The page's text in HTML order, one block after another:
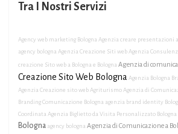
Tra I Nostri Servizi
Agency web marketing Bologna Agenzia creare presentazioni
agency bologna Agenzia Creazione Siti web Agenzia
creazione Sito web a Bologna e Bologna Agenzia di
Creazione Sito Web Bologna Agenzia Bologna
Agenzia Creazione sito web Agriturismo Agenzia di
Branding Comunicazione Bologna agenzia brand identity
Coordinata Agenzia Biglietto da Visita Personalizzato Bologna
Bologna agency bologna Agenzia di Comunicazione a